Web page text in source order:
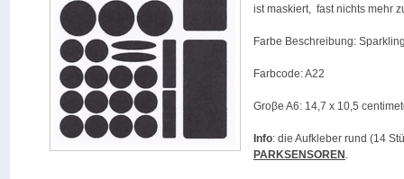
ist maskiert, fast nichts mehr
Farbe Beschreibung:
Farbcode: A22
Groβe A6: 14,7 x 10,5
Info: die Aufkleber rund (14
PARKSENSOREN .